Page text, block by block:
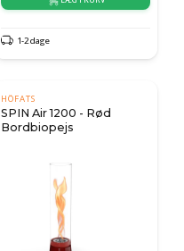
1-2 dage
HÖFATS
SPIN Air 1200 - Rød
Bordbiopejs